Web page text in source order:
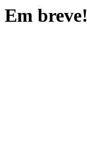
Em breve!